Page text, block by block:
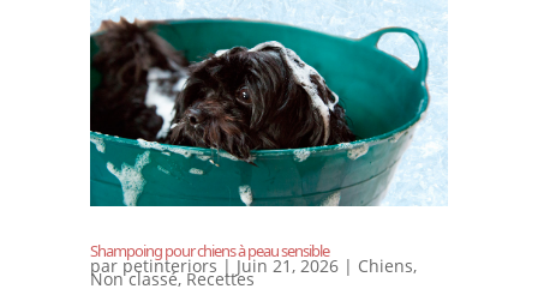
Shampoing pour chiens à peau sensible
par petinteriors | Juin 21, 2026| Chiens,
Non classé,Recettes